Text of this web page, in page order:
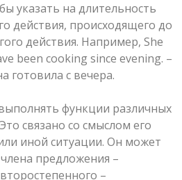
указать на длительность
действия, происходящего до
действия. Например, She
been cooking since evening. –
готовила с вечера.
функции различных
связано со смыслом его
иной ситуации. Он может
предложения –
–